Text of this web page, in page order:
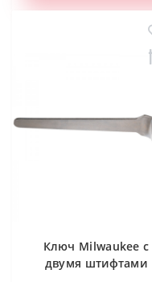
Ключ Milwaukee с
двумя штифтами